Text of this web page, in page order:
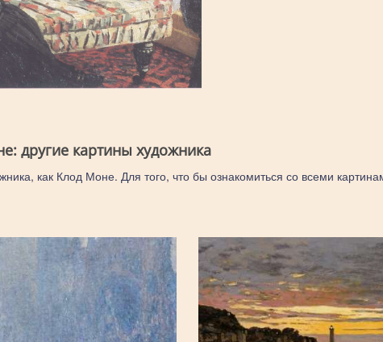
другие картины художника
как Клод Моне. Для того, что бы ознакомиться со всеми